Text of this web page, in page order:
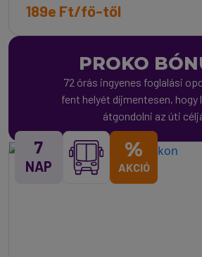
189e Ft/fő-től
PROKO
72 órás ingyenes foglalási
fent helyét díjmentesen, hogy
átgondolni az úti
7
NAP
%
AKCIÓ